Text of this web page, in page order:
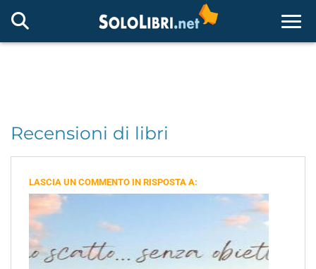
Recensioni di libri
LASCIA UN COMMENTO IN RISPOSTA A: